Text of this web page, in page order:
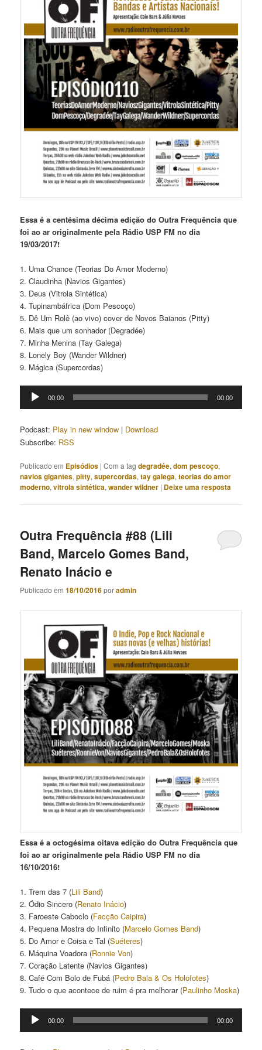
Essa é a centésima décima edição do Outra Frequência que
foi ao ar originalmente pela Rádio USP FM no dia
19/03/2017!
1. Uma Chance (Teorias Do Amor Moderno)
2. Claudinha (Navios Gigantes)
3. Deus (Vitrola Sintética)
4. Tupinambáfrica (Dom Pescoço)
5. Dê Um Rolê (ao vivo) cover de Novos Baianos (Pitty)
6. Mais que um sonhador (Degradée)
7. Minha Menina (Tay Galega)
8. Lonely Boy (Wander Wildner)
9. Mágica (Supercordas)
Tocador
00:00 00:00
Podcast: Play in new window | Download
Subscribe: RSS
Publicado em Episódios |Com a tagdegradée,dom pescoço,
navios gigantes,pitty,supercordas,tay galega,teorias do amor
moderno,vitrola sintética,wander wildner | Deixe uma resposta
Outra Frequência #88 (Lili
Band, Marcelo Gomes Band,
Renato Inácio e
Publicado em18/10/2016poradmin
Essa é a octogésima oitava edição do Outra Frequência que
foi ao ar originalmente pela Rádio USP FM no dia
16/10/2016!
1. Trem das 7 (Lili Band)
2. Ódio Sincero (Renato Inácio)
3. Faroeste Caboclo (Facção Caipira)
4. Pequena Mostra do Infinito (Marcelo Gomes Band)
5. Do Amor e Coisa e Tal (Suéteres)
6. Máquina Voadora (Ronnie Von)
7. Coração Latente (Navios Gigantes)
8. Café Com Bolo de Fubá (Pedro Bala & Os Holofotes)
9. Tudo o que acontece de ruim é pra melhorar (Paulinho Moska)
Tocador
00:00 00:00